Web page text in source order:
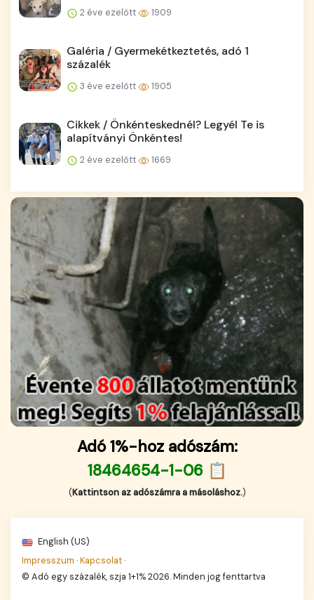
2 éve ezelőtt 1909
Galéria / Gyermekétkeztetés, adó 1
százalék
3 éve ezelőtt 1905
Cikkek / Önkénteskednél? Legyél Te is
alapítványi Önkéntes!
2 éve ezelőtt 1669
Adó 1%-hoz adószám:
18464654-1-06 📋
(Kattintson az adószámra a másoláshoz.)
English (US)
Impresszum ·Kapcsolat ·
© Adó egy százalék, szja 1+1% 2026. Minden jog fenttartva